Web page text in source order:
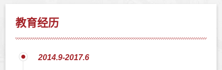
教育经历
2014.9-2017.6